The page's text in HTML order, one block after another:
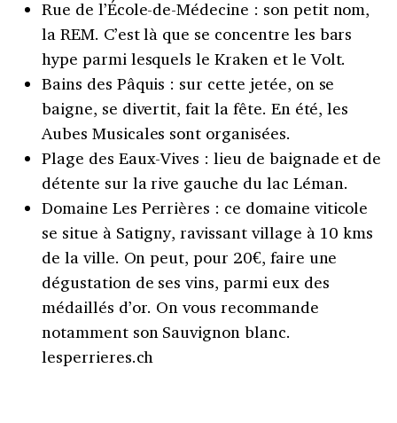
Rue de l’École-de-Médecine : son petit nom,
la REM. C’est là que se concentre les bars
hype parmi lesquels le Kraken et le Volt.
Bains des Pâquis : sur cette jetée, on se
baigne, se divertit, fait la fête. En été, les
Aubes Musicales sont organisées.
Plage des Eaux-Vives : lieu de baignade et de
détente sur la rive gauche du lac Léman.
Domaine Les Perrières : ce domaine viticole
se situe à Satigny, ravissant village à 10 kms
de la ville. On peut, pour 20€, faire une
dégustation de ses vins, parmi eux des
médaillés d’or. On vous recommande
notamment son Sauvignon blanc.
lesperrieres.ch